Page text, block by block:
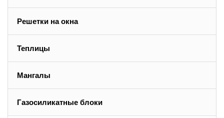
Решетки на окна
Теплицы
Мангалы
Газосиликатные блоки